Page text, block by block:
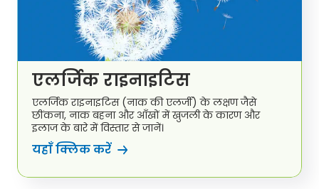
एलर्जिक राइनाइटिस
एलर्जिक राइनाइटिस (नाक की एलर्जी) के लक्षण जैसे
छींकना, नाक बहना और आँखों में खुजली के कारण और
इलाज के बारे में विस्तार से जानें।
यहाँ क्लिक करें